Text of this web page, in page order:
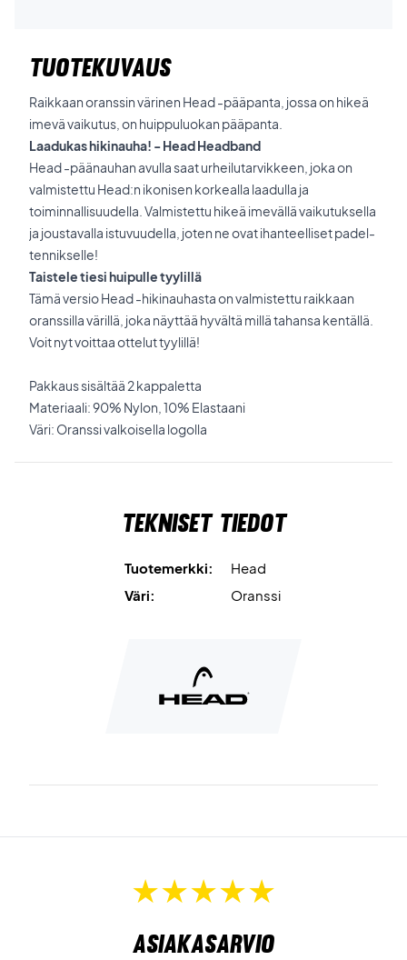
TUOTEKUVAUS
Raikkaan oranssin värinen Head -pääpanta, jossa on hikeä
imevä vaikutus, on huippuluokan pääpanta.
Laadukas hikinauha! - Head Headband
Head -päänauhan avulla saat urheilutarvikkeen, joka on
valmistettu Head:n ikonisen korkealla laadulla ja
toiminnallisuudella. Valmistettu hikeä imevällä vaikutuksella
ja joustavalla istuvuudella, joten ne ovat ihanteelliset padel-
tennikselle!
Taistele tiesi huipulle tyylillä
Tämä versio Head -hikinauhasta on valmistettu raikkaan
oranssilla värillä, joka näyttää hyvältä millä tahansa kentällä.
Voit nyt voittaa ottelut tyylillä!
Pakkaus sisältää 2 kappaletta
Materiaali: 90% Nylon, 10% Elastaani
Väri: Oranssi valkoisella logolla
Tekniset tiedot
Tuotemerkki:
Head
Väri:
Oranssi
Asiakasarvio